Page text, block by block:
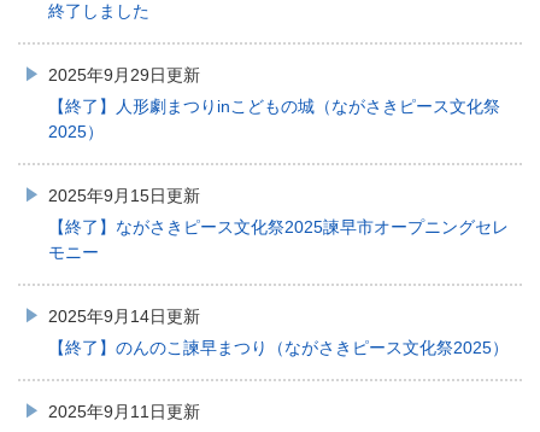
終了しました
2025年9月29日更新
【終了】人形劇まつりinこどもの城（ながさきピース文化祭
2025）
2025年9月15日更新
【終了】ながさきピース文化祭2025諫早市オープニングセレ
モニー
2025年9月14日更新
【終了】のんのこ諫早まつり（ながさきピース文化祭2025）
2025年9月11日更新